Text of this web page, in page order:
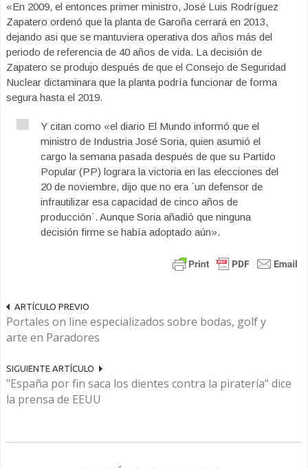
«En 2009, el entonces primer ministro, José Luis Rodríguez
Zapatero ordenó que la planta de Garoña cerrará en 2013,
dejando asi que se mantuviera operativa dos años más del
periodo de referencia de 40 años de vida. La decisión de
Zapatero se produjo después de que el Consejo de Seguridad
Nuclear dictaminara que la planta podría funcionar de forma
segura hasta el 2019.
Y citan como «el diario El Mundo informó que el
ministro de Industria José Soria, quien asumió el
cargo la semana pasada después de que su Partido
Popular (PP) lograra la victoria en las elecciones del
20 de noviembre, dijo que no era `un defensor de
infrautilizar esa capacidad de cinco años de
producción´. Aunque Soria añadió que ninguna
decisión firme se había adoptado aún».
ARTÍCULO PREVIO
Portales on line especializados sobre bodas, golf y
arte en Paradores
SIGUIENTE ARTÍCULO
"España por fin saca los dientes contra la piratería" dice
la prensa de EEUU